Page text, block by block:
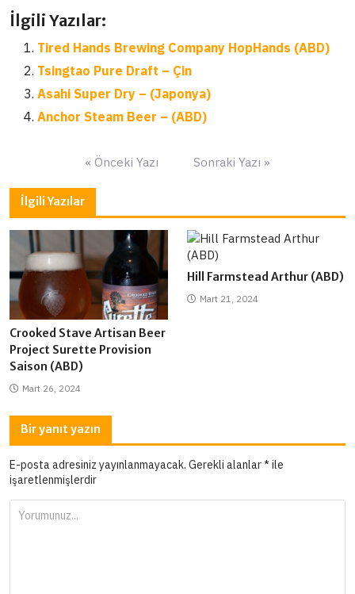
İlgili Yazılar:
Tired Hands Brewing Company HopHands (ABD)
Tsingtao Pure Draft – Çin
Asahi Super Dry – (Japonya)
Anchor Steam Beer – (ABD)
« Önceki Yazı Sonraki Yazı »
İlgili Yazılar
Crooked Stave Artisan Beer
Project Surette Provision
Saison (ABD)
Mart 26, 2024
Hill Farmstead Arthur (ABD)
Mart 21, 2024
Bir yanıt yazın
E-posta adresiniz yayınlanmayacak. Gerekli alanlar* ile
işaretlenmişlerdir